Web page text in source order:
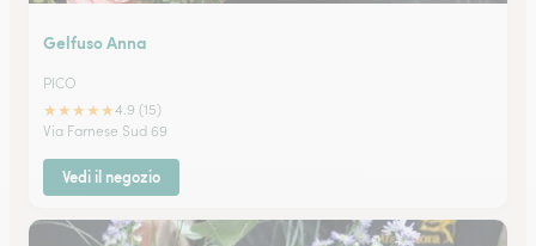
Gelfuso Anna
PICO
★★★★★4.9 (15)
Via Farnese Sud 69
Vedi il negozio